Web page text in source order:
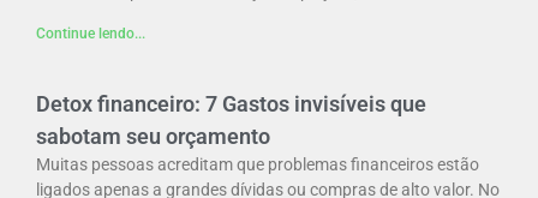
Continue lendo...
Detox financeiro: 7 Gastos invisíveis que
sabotam seu orçamento
Muitas pessoas acreditam que problemas financeiros estão
ligados apenas a grandes dívidas ou compras de alto valor. No